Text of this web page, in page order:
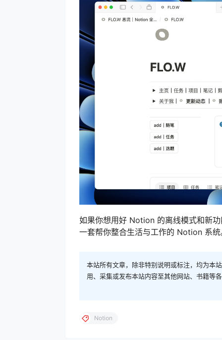
如果你想用好 Notion 的离线模式和新
一套帮你整合生活与工作的 Notion 系统
本站所有文章，除非特别说明或标注，均为本
用、采集或发布本站内容至其他网站、书籍等各
Notion